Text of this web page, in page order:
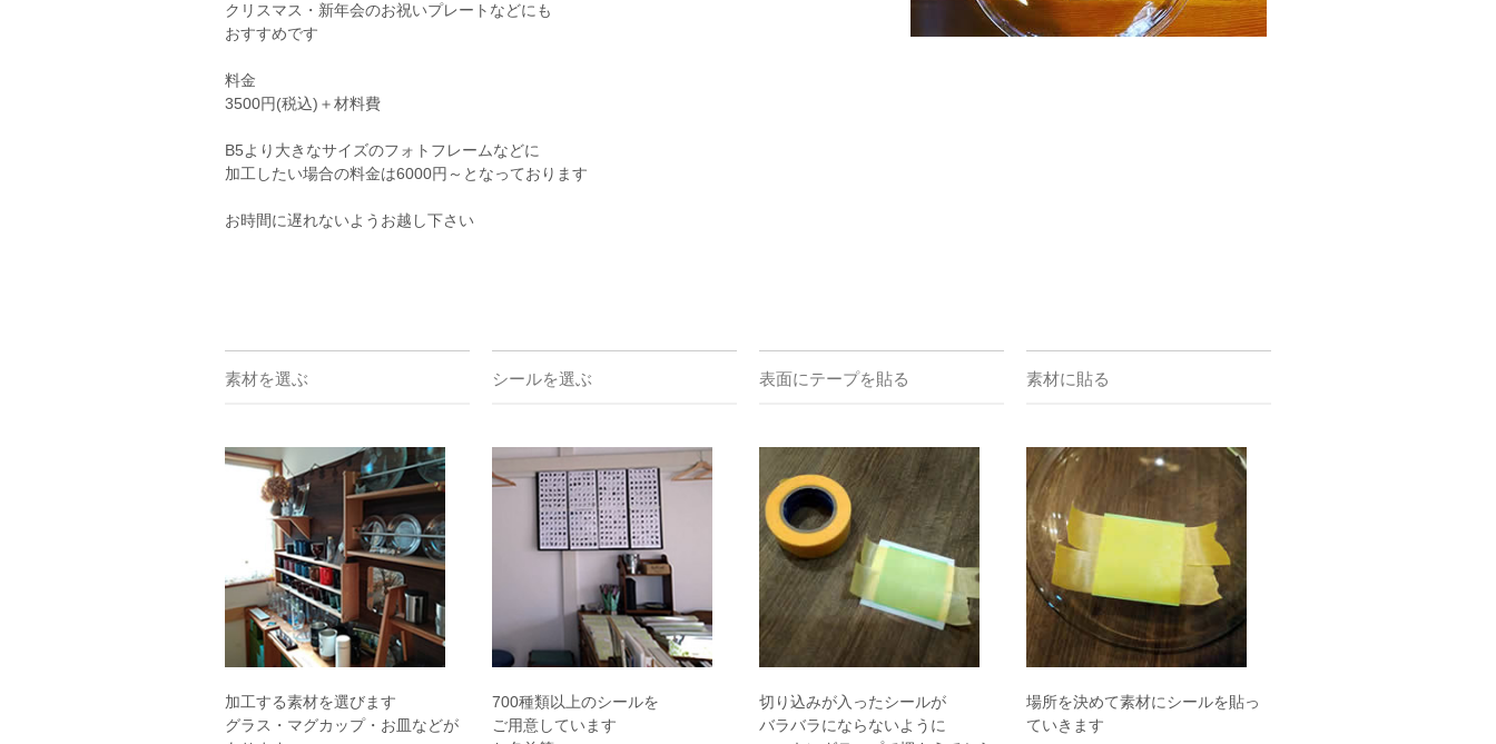
クリスマス・新年会のお祝いプレートなどにも
おすすめです
料金
3500円(税込)＋材料費
B5より大きなサイズのフォトフレームなどに
加工したい場合の料金は6000円～となっております
お時間に遅れないようお越し下さい
素材を選ぶ
加工する素材を選びます
グラス・マグカップ・お皿などが
シールを選ぶ
700種類以上のシールを
ご用意しています
表面にテープを貼る
切り込みが入ったシールが
バラバラにならないように
素材に貼る
場所を決めて素材にシールを貼っ
ていきます